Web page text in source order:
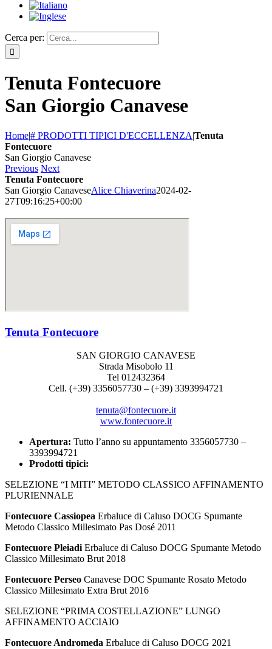
Cerca per:
Tenuta Fontecuore
San Giorgio Canavese
Home|# PRODOTTI TIPICI D'ECCELLENZA|Tenuta
Fontecuore
San Giorgio Canavese
Previous Next
Tenuta Fontecuore
San Giorgio CanaveseAlice Chiaverina2024-02-
27T09:16:25+00:00
Tenuta Fontecuore
SAN GIORGIO CANAVESE
Strada Misobolo 11
Tel 012432364
Cell. (+39) 3356057730 – (+39) 3393994721
tenuta@fontecuore.it
www.fontecuore.it
Apertura: Tutto l’anno su appuntamento 3356057730 –
3393994721
Prodotti tipici:
SELEZIONE “I MITI” METODO CLASSICO AFFINAMENTO
PLURIENNALE
Fontecuore Cassiopea Erbaluce di Caluso DOCG Spumante
Metodo Classico Millesimato Pas Dosé 2011
Fontecuore Pleiadi Erbaluce di Caluso DOCG Spumante Metodo
Classico Millesimato Brut 2018
Fontecuore Perseo Canavese DOC Spumante Rosato Metodo
Classico Millesimato Extra Brut 2016
SELEZIONE “PRIMA COSTELLAZIONE” LUNGO
AFFINAMENTO ACCIAIO
Fontecuore Andromeda Erbaluce di Caluso DOCG 2021